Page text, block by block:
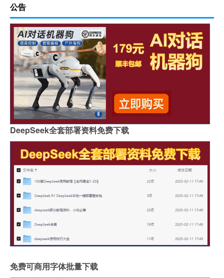
公告
DeepSeek全套部署资料免费下载
免费可商用字体批量下载